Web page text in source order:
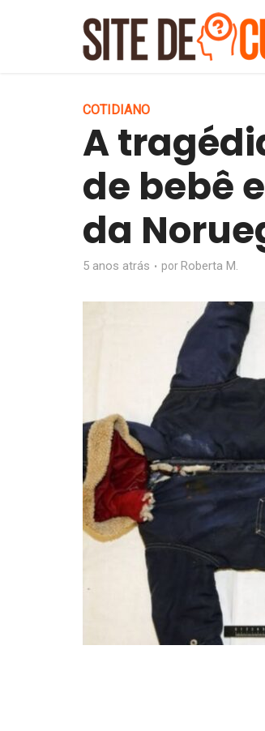
COTIDIANO
A
de bebê
da
5 anos atrás porRoberta M.